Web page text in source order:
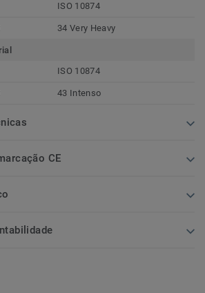
ISO 10874
34 Very Heavy
ISO 10874
43 Intenso
CE